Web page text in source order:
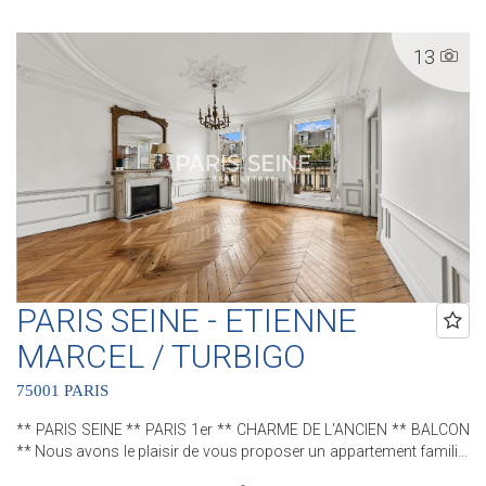
Saint-Roch - PARIS 1 Agence Cherche-Midi - 59 rue du Cherche-Midi
- PARIS 6 Agence Sèvres/Vaneau - 85 rue de Sèvres - PARIS 6
Agence Rennes/Saint-Germain - 83 rue de Rennes - PARIS 6
Agence Champ de Mars - 38 avenue de la Motte-Picquet - PARIS 7
(ACHAT - VENTE - LOCATION - GESTION - SUCCESSION -
ÉVALUATION OFFERTE SOUS 24 H).
13
PARIS SEINE - ETIENNE
MARCEL / TURBIGO
75001 PARIS
** PARIS SEINE ** PARIS 1er ** CHARME DE L'ANCIEN ** BALCON
** Nous avons le plaisir de vous proposer un appartement familial